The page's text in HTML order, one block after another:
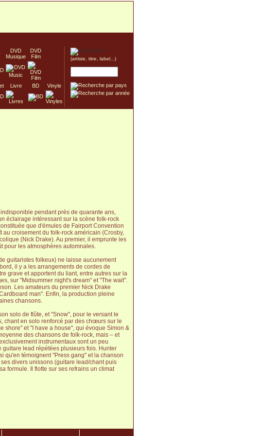
DVD
Musique
DVD
Film
Livre BD Vinyle
(artiste, titre, label...)
pendant près de quarante ans,
éclairage intéressant sur la scène folk-rock
que d'émules de Fairport Convention
croisement du folk-rock américain (Crosby,
(Nick Drake). Au premier, il emprunte les
pour les atmosphères automnales.
guitaristes folkeux) ne laisse aucunement
il y a les arrangements de cordes de
grave et apportent du liant, entre autres sur la
sur "Midsummer night's dream" et "The wait".
Les amateurs du premier Nick Drake
man". Enfin, la production pleine
chansons.
solo de flûte, et "Snow", pour le versant le
chant en solo renforcé par des chœurs sur le
shore" et "I have a house", qui évoque Simon &
des chansons de folk-rock, mais – et
instrumentaux sont un peu
guitare lead répétées plusieurs fois. Hunter
qu'en témoignent "Press gang" et la chanson
divers unissons (guitare lead/chant puis
formule. Il flotte sur ses refrains un climat